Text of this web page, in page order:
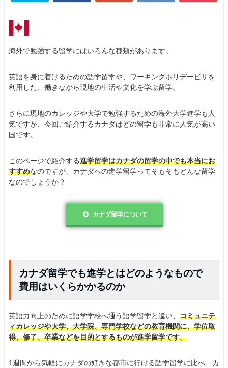
海外で勉強する留学にはいろんな種類があります。
英語を身に着けるための語学留学や、ワーキングホリデービザを
利用した、働きながら現地の生活や文化を学ぶ留学。
さらに現地のカレッジや大学で勉強するための海外大学進学も人
気ですが、今回ご紹介するカナダはどの留学も非常に人気が高い
国です。
このページで紹介する進学留学はカナダの留学の中でも本当にお
すすめなのですが、カナダへの進学留学ってそもそもどんな留学
なのでしょうか？
カナダ留学について
カナダ留学でも進学とはどのようなもので
費用はいくらかかるのか
英語力向上のために語学学校へ通う語学留学と違い、 コミュニテ
ィカレッジや大学、大学院、専門学校などの教育機関に、学位取
得、修了、卒業などを目的とするものが進学留学です。
1週間から気軽にカナダの好きな都市に行ける語学留学に比べ、カ